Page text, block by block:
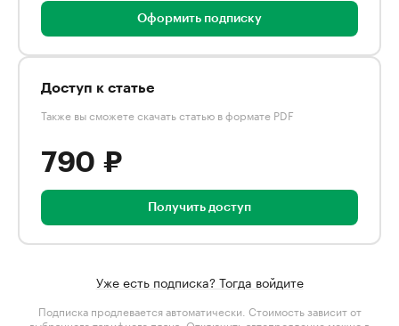
Оформить подписку
Доступ к статье
Также вы сможете скачать статью в формате PDF
790 ₽
Получить доступ
Уже есть подписка? Тогда войдите
Подписка продлевается автоматически. Стоимость зависит от